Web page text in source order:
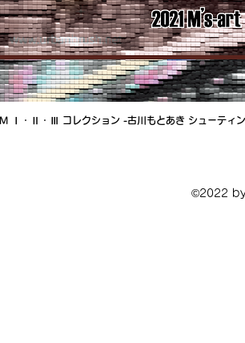
Ⅰ・Ⅱ・Ⅲ コレクション -古川もとあき シューティン
©2022